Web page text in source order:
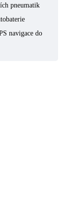
pneumatik
navigace do